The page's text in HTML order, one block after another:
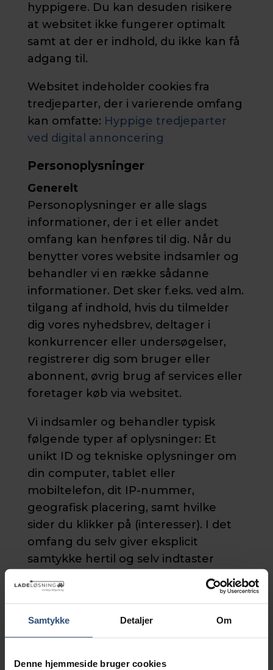
Samtykke Detaljer Om
Denne hjemmeside bruger cookies
hyppigere. Du kan desuden risikere
at websitet ikke fungerer optimalt
samt at der er indhold, du ikke kan få
adgang til.
Websitet indeholder cookies fra
tredjeparter, der i varierende omfang
kan omfatte: Hyppige tredjeparter
ved digital annoncering
Personoplysninger
Generelt
Personoplysninger er alle slags
informationer, der i et eller andet
omfang kan henføres til dig. Når du
benytter vores website indsamler og
behandler vi en række sådanne
informationer. Det sker f.eks. ved alm.
tilgang af indhold, hvis du tilmelder
dig vores nyhedsbrev, deltager i
konkurrencer eller undersøgelser,
registrerer dig som bruger eller
abonnent, øvrig brug af services eller
foretager køb via websitet.
Vi indsamler og behandler typisk
følgende typer af oplysninger: Et
unikt ID og tekniske oplysninger om
din computer, tablet eller
mobiltelefon, dit IP-nummer,
geografisk placering, samt hvilke
sider du klikker på (interesser). I det
omfang du selv giver eksplicit
samtykke hertil og selv indtaster
informationerne behandles desuden:
Navn, telefonnummer, e-mail,
vil typisk være i forbindelse med